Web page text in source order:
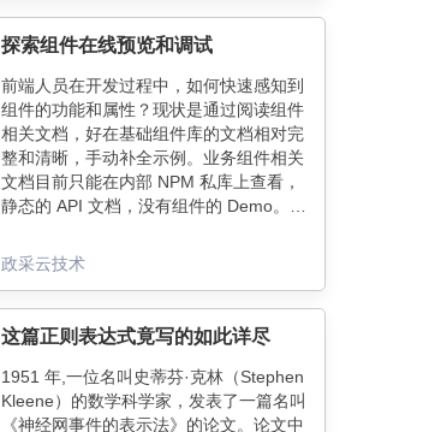
探索组件在线预览和调试
前端人员在开发过程中，如何快速感知到
组件的功能和属性？现状是通过阅读组件
相关文档，好在基础组件库的文档相对完
整和清晰，手动补全示例。业务组件相关
文档目前只能在内部 NPM 私库上查看，
静态的 API 文档，没有组件的 Demo。对
比如：某一天，产品想提前调研其它业务
线的业务组件功能能否满足业务诉求；业
件相关功能的验证；运营人员可以在低代
码搭建平台，预览和调试相关组件等。
政采云技术
这篇正则表达式竟写的如此详尽
1951 年,一位名叫史蒂芬·克林（Stephen
Kleene）的数学科学家，发表了一篇名叫
《神经网事件的表示法》的论文。论文中